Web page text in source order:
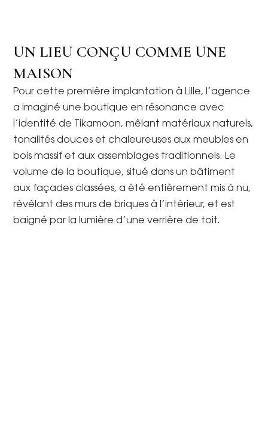
UN LIEU CONÇU COMME UNE
MAISON
Pour cette première implantation à Lille, l’agence
a imaginé une boutique en résonance avec
l’identité de Tikamoon, mêlant matériaux naturels,
tonalités douces et chaleureuses aux meubles en
bois massif et aux assemblages traditionnels. Le
volume de la boutique, situé dans un bâtiment
aux façades classées, a été entièrement mis à nu,
révélant des murs de briques à l’intérieur, et est
baigné par la lumière d’une verrière de toit.